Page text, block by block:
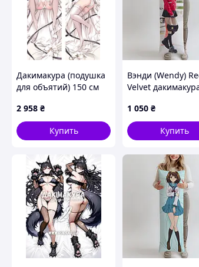
Дакимакура (подушка
для объятий) 150 см
Cheshire» tape 2
2 958 ₴
Купить
Вэнди (Wendy)
Velvet
ростова 100*33 см
лутшая с
доставкой по
1 050 ₴
Купить